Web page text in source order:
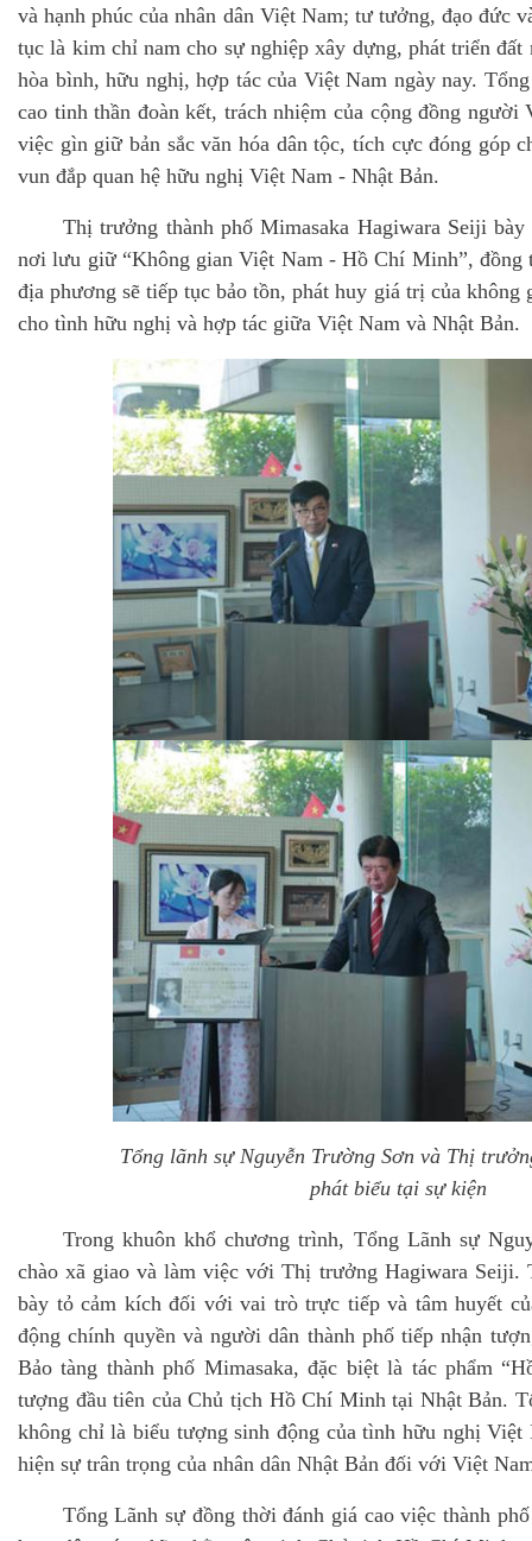
và hạnh phúc của nhân dân Việt Nam; tư tưởng, đạo đức
tục là kim chỉ nam cho sự nghiệp xây dựng, phát triển
hòa bình, hữu nghị, hợp tác của Việt Nam ngày nay.
cao tinh thần đoàn kết, trách nhiệm của cộng đồng
việc gìn giữ bản sắc văn hóa dân tộc, tích cực đóng góp
vun đắp quan hệ hữu nghị Việt Nam - Nhật Bản.
Thị trưởng thành phố Mimasaka Hagiwara Seiji
nơi lưu giữ “Không gian Việt Nam - Hồ Chí Minh”, đồng
địa phương sẽ tiếp tục bảo tồn, phát huy giá trị của không
cho tình hữu nghị và hợp tác giữa Việt Nam và Nhật Bản.
Tổng lãnh sự Nguyễn Trường Sơn và Thị
phát biểu tại sự kiện
Trong khuôn khổ chương trình, Tổng Lãnh sự
chào xã giao và làm việc với Thị trưởng Hagiwara Seiji.
bày tỏ cảm kích đối với vai trò trực tiếp và tâm huyết
động chính quyền và người dân thành phố tiếp nhận
Bảo tàng thành phố Mimasaka, đặc biệt là tác phẩm
tượng đầu tiên của Chủ tịch Hồ Chí Minh tại Nhật Bản.
không chỉ là biểu tượng sinh động của tình hữu nghị Việt
hiện sự trân trọng của nhân dân Nhật Bản đối với Việt
Tổng Lãnh sự đồng thời đánh giá cao việc thành